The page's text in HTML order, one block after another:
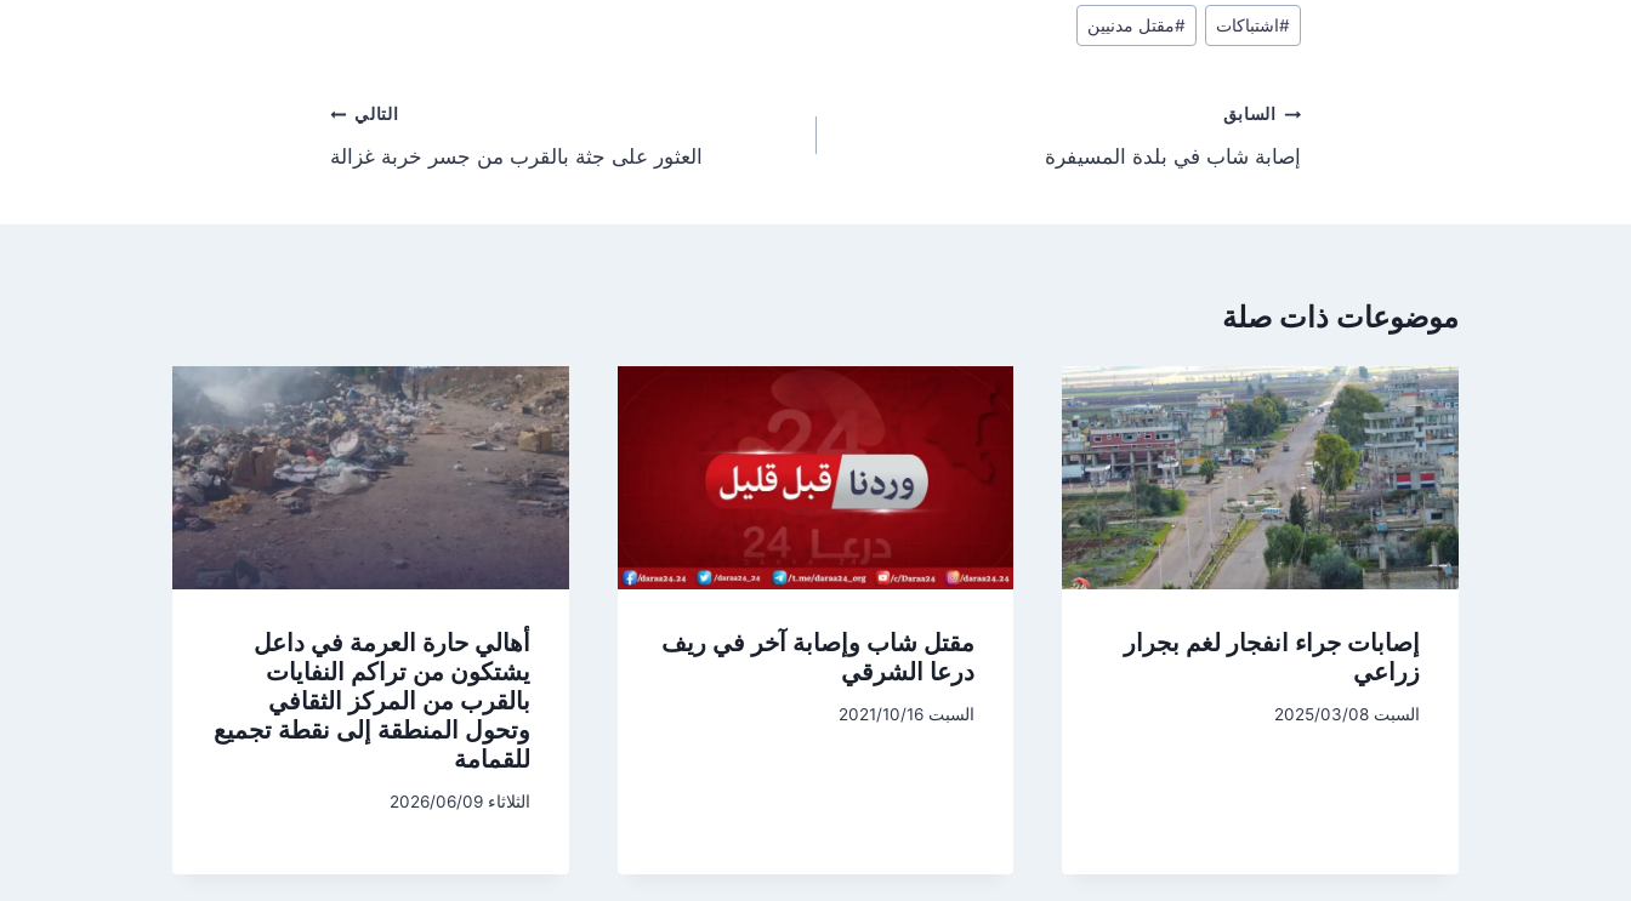
o
وسوم
المقال:
#اشتباكات #مقتل مدنيين
تصفّح
المقالات
السابق
إصابة شاب في بلدة المسيفرة
التالي
العثور على جثة بالقرب من جسر خربة غزالة
موضوعات ذات صلة
إصابات جراء انفجار لغم بجرار
زراعي
السبت 2025/03/08
مقتل شاب وإصابة آخر في ريف
درعا الشرقي
السبت 2021/10/16
أهالي حارة العرمة في داعل
يشتكون من تراكم النفايات
بالقرب من المركز الثقافي
وتحول المنطقة إلى نقطة تجميع
للقمامة
الثلاثاء 2026/06/09